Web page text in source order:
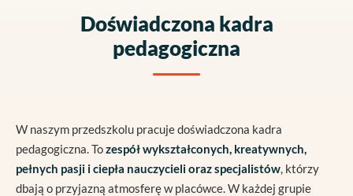
Doświadczona kadra
pedagogiczna
W naszym przedszkolu pracuje doświadczona kadra
pedagogiczna. Tozespół wykształconych, kreatywnych,
pełnych pasji i ciepła nauczycieli oraz specjalistów, którzy
dbają o przyjazną atmosferę w placówce. W każdej grupie